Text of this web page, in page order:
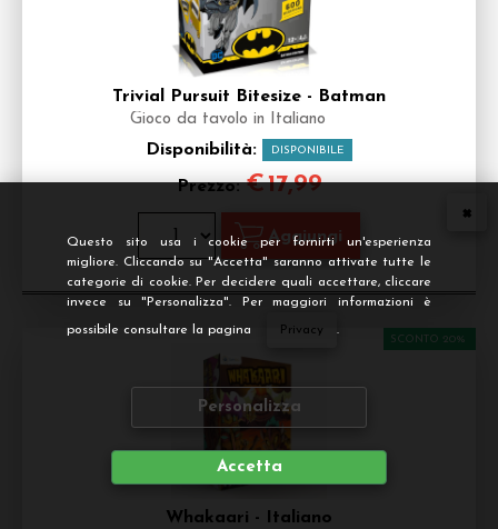
Questo sito usa i cookie per fornirti un'esperienza
migliore. Cliccando su "Accetta" saranno attivate tutte le
categorie di cookie. Per decidere quali accettare, cliccare
invece su "Personalizza". Per maggiori informazioni è
possibile consultare la pagina Privacy .
Personalizza
Accetta
Trivial Pursuit Bitesize - Batman
Gioco da tavolo in Italiano
Disponibilità: DISPONIBILE
Prezzo:€17,99
Whakaari - Italiano
SCONTO 20%